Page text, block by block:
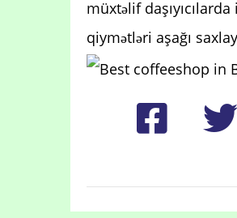
müxtəlif
qiymətləri aşağı